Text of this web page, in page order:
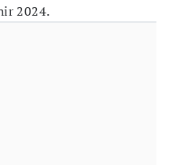
2024.